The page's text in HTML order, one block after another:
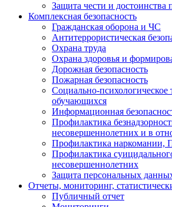
Защита чести и достоинства
Комплексная безопасность
Гражданская оборона и ЧС
Антитеррористическая
Охрана труда
Охрана здоровья и
Дорожная безопасность
Пожарная безопасность
Социально-психологическое
обучающихся
Информационная
Профилактика
несовершеннолетних и в
Профилактика
Профилактика
несовершеннолетних
Защита персональных
Отчеты, мониторинг,
Публичный отчет